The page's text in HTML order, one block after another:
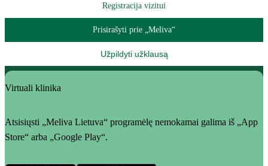
Registracija vizitui
Prisirašyti prie „Meliva“
Užpildyti užklausą
Virtuali klinika
Atsisiųsti „Meliva Lietuva“ programėlę nemokamai galima iš „App
Store“ arba „Google Play“.